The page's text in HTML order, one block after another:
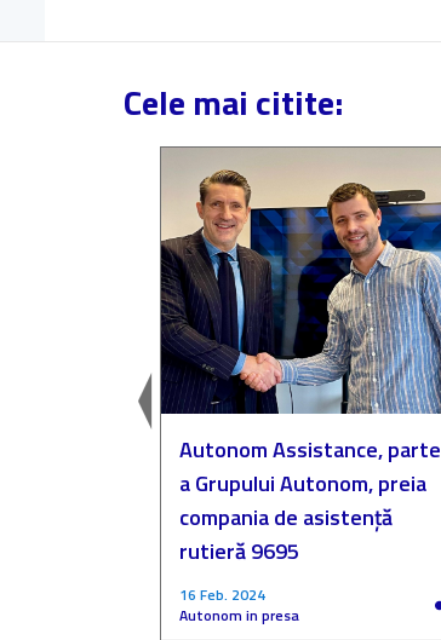
Cele mai citite:
Autonom Assistance, parte
a Grupului Autonom, preia
compania de asistență
rutieră 9695
16 Feb. 2024
Autonom in presa